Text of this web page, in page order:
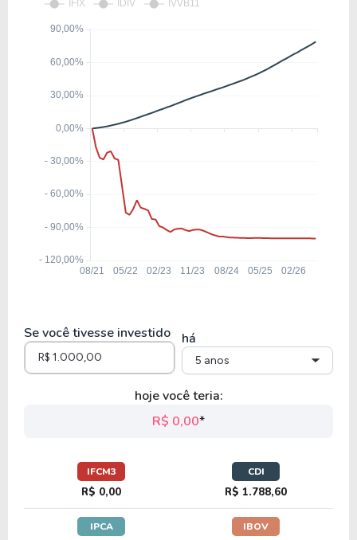
Se você tivesse investido há
5 anos
hoje você teria:
R$ 0,00*
IFCM3
R$ 0,00
CDI
R$ 1.788,60
IPCA IBOV